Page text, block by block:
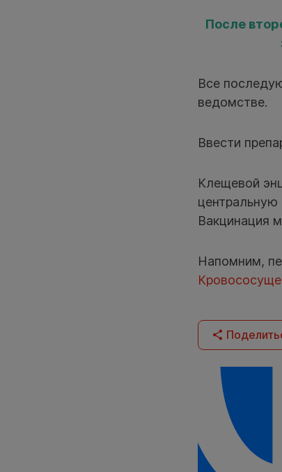
После
Все
ведомстве.
Ввести
Клещевой
Вакцинация
Напомним,